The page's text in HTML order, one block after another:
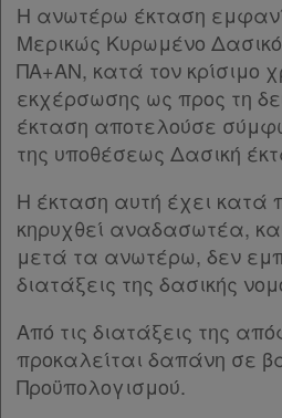
Η ανωτέρω έκταση
Μερικώς Κυρωμένο
ΠΑ+ΑΝ, κατά τον κρίσιμο
εκχέρσωσης ως προς τη
έκταση αποτελούσε
της υποθέσεως Δασική
Η έκταση αυτή έχει κατά
κηρυχθεί αναδασωτέα,
μετά τα ανωτέρω, δεν
διατάξεις της δασικής
Από τις διατάξεις της
προκαλείται δαπάνη σε
Προϋπολογισμού.